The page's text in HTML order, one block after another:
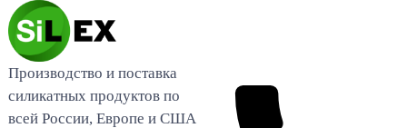
Производство и поставка
силикатных продуктов по
всей России, Европе и США